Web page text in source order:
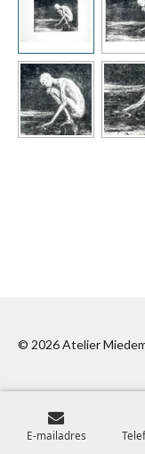
© 2026 Atelier
E-mailadres